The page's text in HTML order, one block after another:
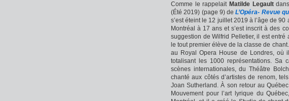
Comme le rappelait Matilde Legault
(Été 2019) (page 9) deL’Opéra- Revue
s’est éteint le 12 juillet 2019 à l’âge de
Montréal à 17 ans et s’est inscrit à des
suggestion de Wilfrid Pelletier, il est
le tout premier élève de la classe de
au Royal Opera House de Londres, où
totalisant les 1000 représentations. Sa
scènes internationales, du Théâtre
chanté aux côtés d’artistes de renom,
Joan Sutherland. À son retour au
Mouvement pour l’art lyrique du